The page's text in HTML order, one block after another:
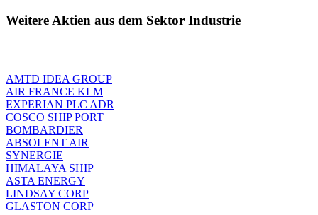
Weitere Aktien aus dem Sektor Industrie
AMTD IDEA GROUP
AIR FRANCE KLM
EXPERIAN PLC ADR
COSCO SHIP PORT
BOMBARDIER
ABSOLENT AIR
SYNERGIE
HIMALAYA SHIP
ASTA ENERGY
LINDSAY CORP
GLASTON CORP